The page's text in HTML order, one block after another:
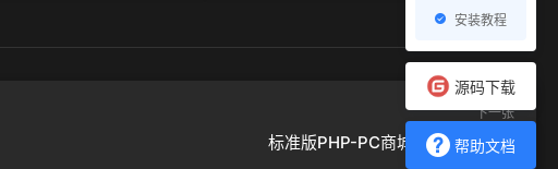
安装教程
源码下载
帮助文档
下一张
标准版PHP-PC商城-售后退款.jpg